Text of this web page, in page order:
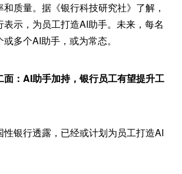
质量。据《银行科技研究社》了解，
表示，为员工打造AI助手。未来，每名
多个AI助手，或为常态。
面：AI助手加持，银行员工有望提升工
性银行透露，已经或计划为员工打造AI